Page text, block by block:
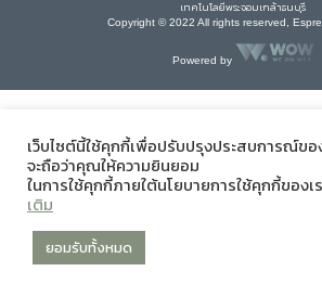
เทคโนโลยีพระจอมเกล้าธนบุรี
Copyright © 2022 All rights reserved,
Powered by
เว็บไซต์นี้ใช้คุกกี้เพื่อปรับปรุงประสบการณ์ขอ
จะถือว่าคุณให้ความยินยอม
ในการใช้คุกกี้ภายใต้นโยบายการใช้คุกกี้ของเ
เติม
ยอมรับทั้งหมด